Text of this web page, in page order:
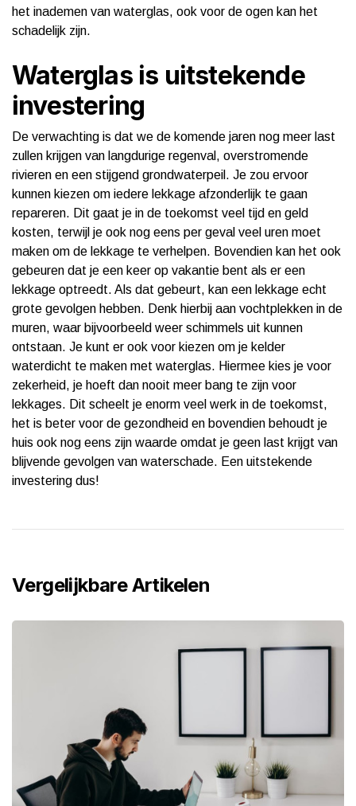
het inademen van waterglas, ook voor de ogen kan het
schadelijk zijn.
Waterglas is uitstekende
investering
De verwachting is dat we de komende jaren nog meer last
zullen krijgen van langdurige regenval, overstromende
rivieren en een stijgend grondwaterpeil. Je zou ervoor
kunnen kiezen om iedere lekkage afzonderlijk te gaan
repareren. Dit gaat je in de toekomst veel tijd en geld
kosten, terwijl je ook nog eens per geval veel uren moet
maken om de lekkage te verhelpen. Bovendien kan het ook
gebeuren dat je een keer op vakantie bent als er een
lekkage optreedt. Als dat gebeurt, kan een lekkage echt
grote gevolgen hebben. Denk hierbij aan vochtplekken in de
muren, waar bijvoorbeeld weer schimmels uit kunnen
ontstaan. Je kunt er ook voor kiezen om je kelder
waterdicht te maken met waterglas. Hiermee kies je voor
zekerheid, je hoeft dan nooit meer bang te zijn voor
lekkages. Dit scheelt je enorm veel werk in de toekomst,
het is beter voor de gezondheid en bovendien behoudt je
huis ook nog eens zijn waarde omdat je geen last krijgt van
blijvende gevolgen van waterschade. Een uitstekende
investering dus!
Vergelijkbare Artikelen